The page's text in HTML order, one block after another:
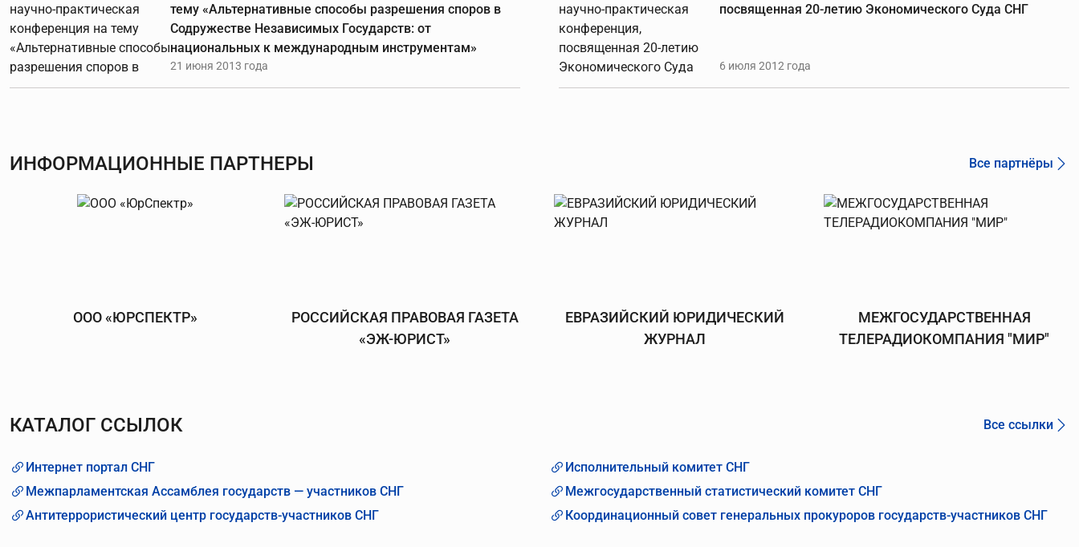
тему «Альтернативные способы разрешения споров в
Содружестве Независимых Государств: от
национальных к международным инструментам»
21 июня 2013 года
посвященная 20-летию Экономического Суда СНГ
6 июля 2012 года
ИНФОРМАЦИОННЫЕ ПАРТНЕРЫ Все партнёры
ООО «ЮРСПЕКТР»
РОССИЙСКАЯ ПРАВОВАЯ ГАЗЕТА
«ЭЖ-ЮРИСТ»
ЕВРАЗИЙСКИЙ ЮРИДИЧЕСКИЙ
ЖУРНАЛ
МЕЖГОСУДАРСТВЕННАЯ
ТЕЛЕРАДИОКОМПАНИЯ "МИР"
КАТАЛОГ ССЫЛОК Все ссылки
Интернет портал СНГ
Исполнительный комитет СНГ
Межпарламентская Ассамблея государств — участников СНГ
Межгосударственный статистический комитет СНГ
Антитеррористический центр государств-участников СНГ
Координационный совет генеральных прокуроров государств-участников СНГ